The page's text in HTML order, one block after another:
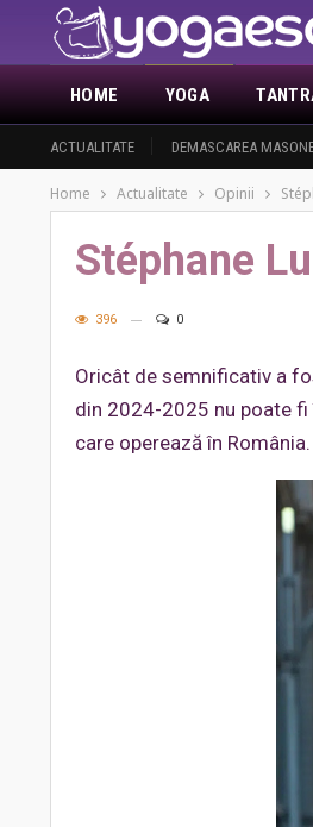
HOME
ACTUALITATE DEMASCAREA
YOGA
Home Actualitate Opinii
Stéphane
396 0
Oricât de semnificativ a
din 2024-2025 nu poate
care operează în România.